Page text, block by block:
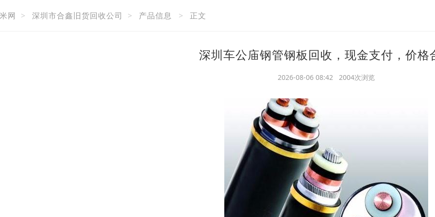
网 > 深圳市合鑫旧货回收公司 > 产品信息 > 正文
深圳车公庙钢管钢板回收，现金支付，价格
2026-08-06 08:42 2004次浏览